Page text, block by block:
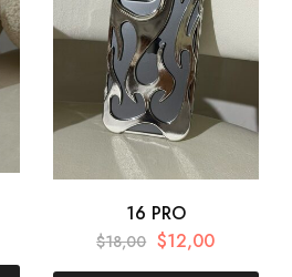
16 PRO
$18,00 $12,00